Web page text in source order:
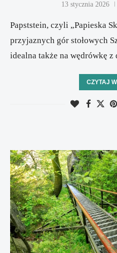
13 stycznia 2026
Papststein, czyli „Papieska
przyjaznych gór stołowych
idealna także na wędrówkę
CZYTAJ